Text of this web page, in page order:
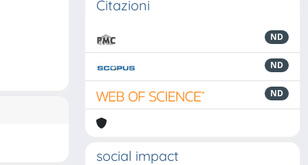
Citazioni
ND
ND
ND
social impact